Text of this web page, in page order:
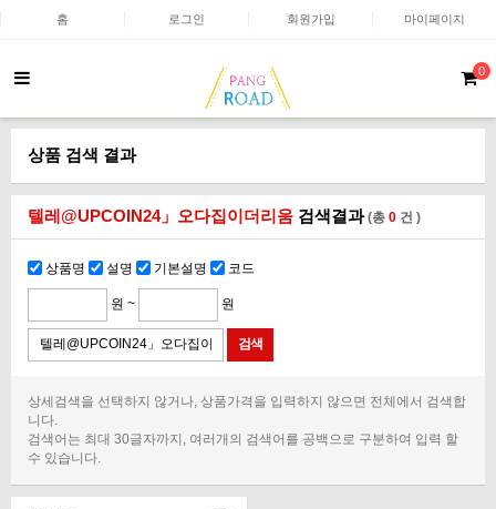
홈 로그인 회원가입 마이페이지
0
상품 검색 결과
텔레@UPCOIN24」오다집이더리움 검색결과(총 0 건 )
상품명 설명 기본설명 코드
원 ~ 원
상세검색을 선택하지 않거나, 상품가격을 입력하지 않으면 전체에서 검색합
니다.
검색어는 최대 30글자까지, 여러개의 검색어를 공백으로 구분하여 입력 할
수 있습니다.